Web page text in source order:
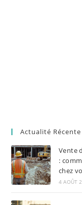
Actualité Récente
Vente
:
chez
4 AOÛT